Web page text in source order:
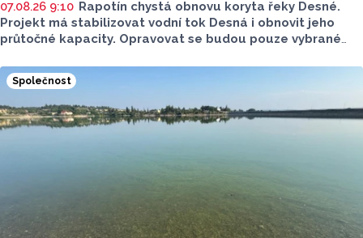
07.08.26 9:10 Rapotín chystá obnovu koryta řeky Desné.
Projekt má stabilizovat vodní tok Desná i obnovit jeho
průtočné kapacity. Opravovat se budou pouze vybrané
samostatných stavebních projektů.
Společnost